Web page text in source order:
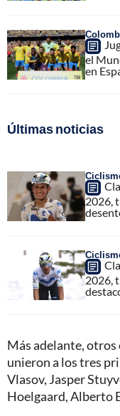
el
en
Últimas noticias
2026,
2026,
Más adelante, otros
unieron a los tres
Vlasov, Jasper
Hoelgaard, Alberto